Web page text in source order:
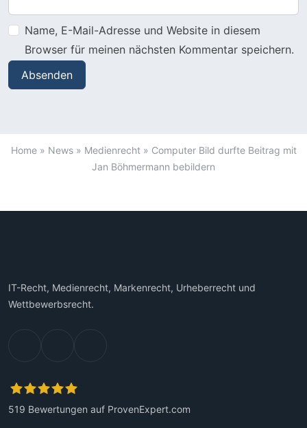
Name, E-Mail-Adresse und Website in diesem
Browser für meinen nächsten Kommentar speichern.
Home» News» Medienrecht» Computer Bild durfte Beitrag mit
Jan Böhmermann bebildern
IT-Recht, Medienrecht, Markenrecht, Urheberrecht und
Wettbewerbsrecht.
519 Bewertungen auf ProvenExpert.com